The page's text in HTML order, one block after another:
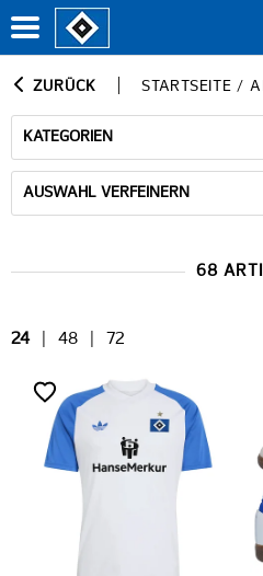
ZURÜCK STARTSEITE /
KATEGORIEN
AUSWAHL VERFEINERN
68
24 48 72